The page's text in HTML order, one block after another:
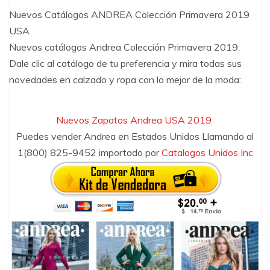
Nuevos Catálogos ANDREA Colección Primavera 2019
USA
Nuevos catálogos Andrea Colección Primavera 2019.
Dale clic al catálogo de tu preferencia y mira todas sus
novedades en calzado y ropa con lo mejor de la moda:
Nuevos Zapatos Andrea USA 2019
Puedes vender Andrea en Estados Unidos Llamando al
1(800) 825-9452 importado porCatalogos Unidos Inc